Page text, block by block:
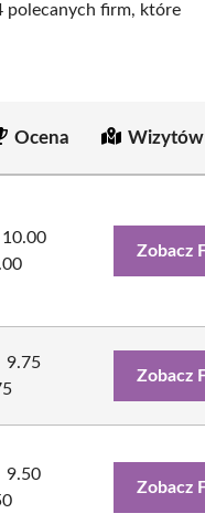
polecanych firm, które
Ocena
10.00
Zobacz
9.75
Zobacz
9.50
Zobacz